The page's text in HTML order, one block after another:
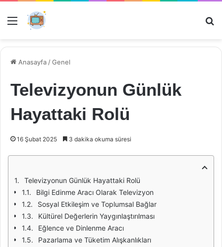
Menü
Anasayfa /Genel
Televizyonun Günlük
Hayattaki Rolü
16 Şubat 2025 3 dakika okuma süresi
Televizyonun Günlük Hayattaki Rolü
Bilgi Edinme Aracı Olarak Televizyon
Sosyal Etkileşim ve Toplumsal Bağlar
Kültürel Değerlerin Yaygınlaştırılması
Eğlence ve Dinlenme Aracı
Pazarlama ve Tüketim Alışkanlıkları